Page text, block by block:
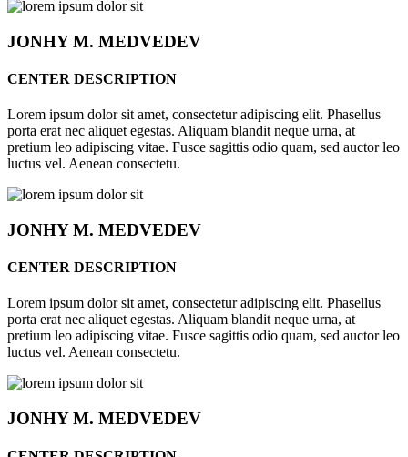
JONHYM. MEDVEDEV
CENTER DESCRIPTION
Lorem ipsum dolor sit amet, consectetur adipiscing elit. Phasellus
porta erat nec aliquet egestas. Aliquam blandit neque urna, at
pretium leo adipiscing vitae. Fusce sagittis odio quam, sed auctor leo
luctus vel. Aenean consectetu.
JONHYM. MEDVEDEV
CENTER DESCRIPTION
Lorem ipsum dolor sit amet, consectetur adipiscing elit. Phasellus
porta erat nec aliquet egestas. Aliquam blandit neque urna, at
pretium leo adipiscing vitae. Fusce sagittis odio quam, sed auctor leo
luctus vel. Aenean consectetu.
JONHYM. MEDVEDEV